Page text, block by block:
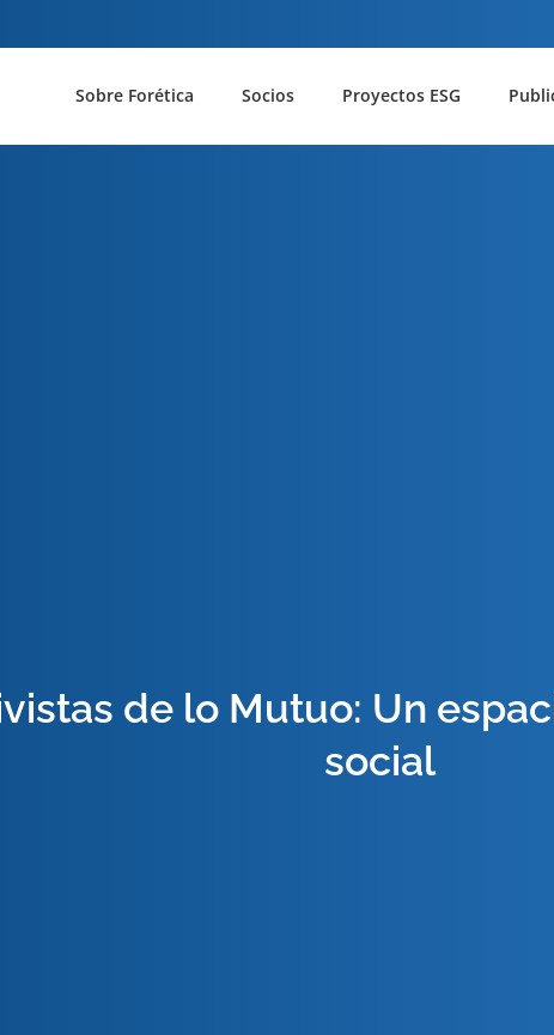
Sobre Forética Socios Proyectos ESG
de lo Mutuo: Un
social